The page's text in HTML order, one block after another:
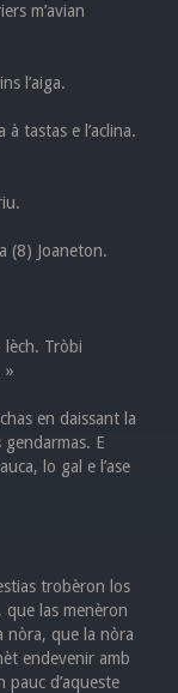
m’avian
l’aiga.
à tastas e l’aclina.
(8) Joaneton.
lèch. Tròbi
»
en daissant la
E
lo gal e l’ase
trobèron los
que las menèron
nòra, que la nòra
endevenir amb
pauc d’aqueste